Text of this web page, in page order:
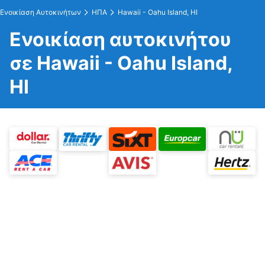
Ενοικίαση Αυτοκινήτων ΗΠΑ Hawaii - Oahu Island, HI
Ενοικίαση αυτοκινήτου
σε Hawaii - Oahu Island,
HI